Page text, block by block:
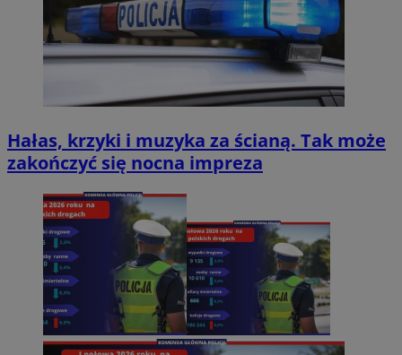
Hałas, krzyki i muzyka za ścianą. Tak może
zakończyć się nocna impreza